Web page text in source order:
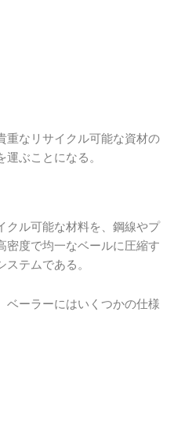
重なリサイクル可能な資材の
ぶことになる。
クル可能な材料を、鋼線やプ
密度で均一なベールに圧縮す
テムである。
ベーラーにはいくつかの仕様